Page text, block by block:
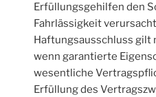
Erfüllungsgehilfen den
Fahrlässigkeit
Haftungsausschluss gilt
wenn garantierte
wesentliche
Erfüllung des